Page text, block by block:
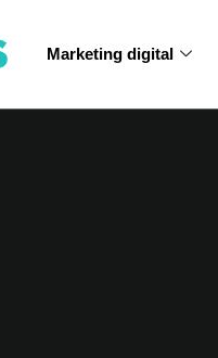
Marketing digital